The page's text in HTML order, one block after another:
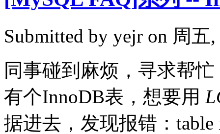
Submitted by yejr on 周五,
同事碰到麻烦，寻求帮
有个InnoDB表，想要用
据进去，发现报错：